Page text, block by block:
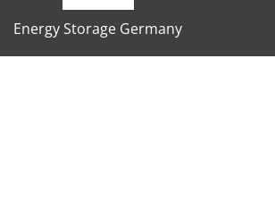
Energy Storage Germany